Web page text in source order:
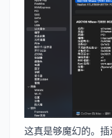
这真是够魔幻的。插